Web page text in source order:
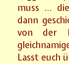
muss …
dann
von der
Lasst euch